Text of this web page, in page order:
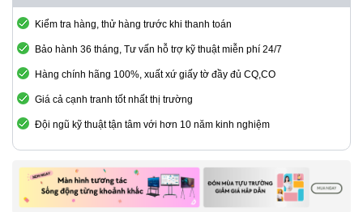
Kiểm tra hàng, thử hàng trước khi thanh toán
Bảo hành 36 tháng, Tư vấn hỗ trợ kỹ thuật miễn phí 24/7
Hàng chính hãng 100%, xuất xứ giấy tờ đầy đủ CQ,CO
Giá cả cạnh tranh tốt nhất thị trường
Đội ngũ kỹ thuật tận tâm với hơn 10 năm kinh nghiệm